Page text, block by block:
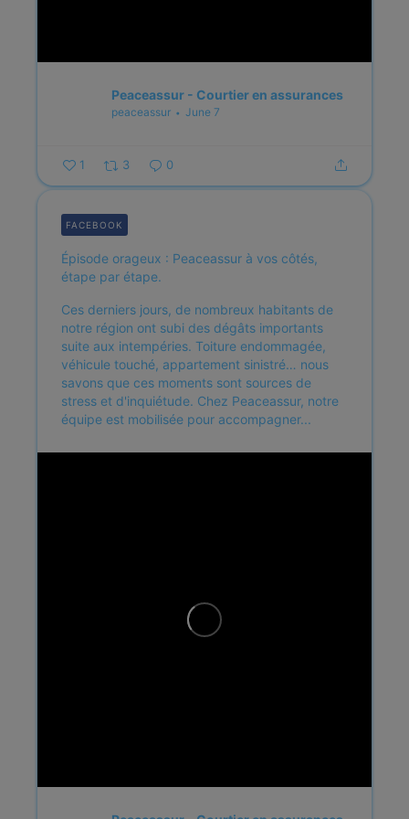
Peaceassur - Courtier en assurances
peaceassur June 7
1 3 0
Épisode orageux : Peaceassur à vos côtés,
étape par étape.
Ces derniers jours, de nombreux habitants de
notre région ont subi des dégâts importants
suite aux intempéries. Toiture endommagée,
véhicule touché, appartement sinistré… nous
savons que ces moments sont sources de
stress et d'inquiétude. Chez Peaceassur, notre
équipe est mobilisée pour accompagner...
FACEBOOK